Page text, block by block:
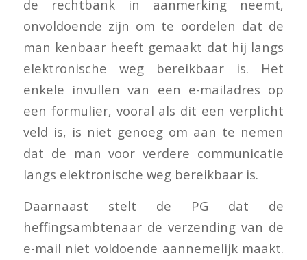
de rechtbank in aanmerking neemt,
onvoldoende zijn om te oordelen dat de
man kenbaar heeft gemaakt dat hij langs
elektronische weg bereikbaar is. Het
enkele invullen van een e-mailadres op
een formulier, vooral als dit een verplicht
veld is, is niet genoeg om aan te nemen
dat de man voor verdere communicatie
langs elektronische weg bereikbaar is.
Daarnaast stelt de PG dat de
heffingsambtenaar de verzending van de
e-mail niet voldoende aannemelijk maakt.